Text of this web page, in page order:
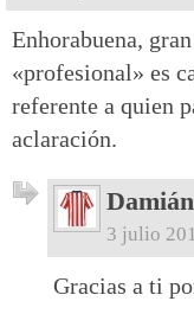
Enhorabuena,
«profesional» es
referente a quien
aclaración.
3 julio
Gracias a ti